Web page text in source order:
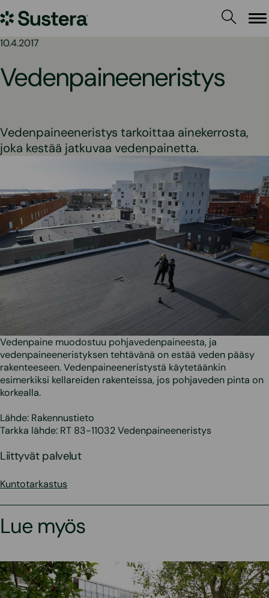
sisältöön
Sustera
10.4.2017
Vedenpaineeneristys
Vedenpaineeneristys tarkoittaa ainekerrosta,
joka kestää jatkuvaa vedenpainetta.
Vedenpaine muodostuu pohjavedenpaineesta, ja
vedenpaineeneristyksen tehtävänä on estää veden pääsy
rakenteeseen. Vedenpaineeneristystä käytetäänkin
esimerkiksi kellareiden rakenteissa, jos pohjaveden pinta on
korkealla.
Lähde: Rakennustieto
Tarkka lähde: RT 83-11032 Vedenpaineeneristys
Liittyvät palvelut
Kuntotarkastus
Lue myös